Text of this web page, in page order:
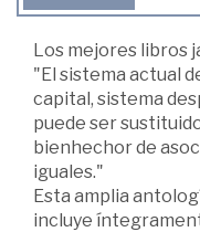
Los mejores libros
"El sistema actual
capital, sistema
puede ser
bienhechor de
iguales."
Esta amplia
incluye